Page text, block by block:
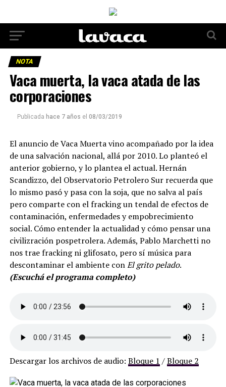
NOTA
Vaca muerta, la vaca atada de las
corporaciones
Publicada hace 7 años el 08/03/2019
El anuncio de Vaca Muerta vino acompañado por la idea
de una salvación nacional, allá por 2010. Lo planteó el
anterior gobierno, y lo plantea el actual. Hernán
Scandizzo, del Observatorio Petrolero Sur recuerda que
lo mismo pasó y pasa con la soja, que no salva al país
pero comparte con el fracking un tendal de efectos de
contaminación, enfermedades y empobrecimiento
social. Cómo entender la actualidad y cómo pensar una
civilizración pospetrolera. Además, Pablo Marchetti no
nos trae fracking ni glifosato, pero sí música para
descontaminar el ambiente conEl grito pelado.
(Escuchá el programa completo)
Descargar los archivos de audio: Bloque 1 /Bloque 2